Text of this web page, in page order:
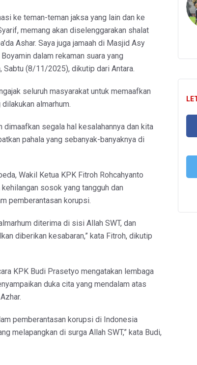
ke teman-teman jaksa yang lain dan ke
memang akan diselenggarakan shalat
Ashar. Saya juga jamaah di Masjid Asy
dalam rekaman suara yang
Sabtu (8/11/2025), dikutip dari Antara.
seluruh masyarakat untuk memaafkan
almarhum.
dimaafkan segala hal kesalahannya dan kita
pahala yang sebanyak-banyaknya di
Wakil Ketua KPK Fitroh Rohcahyanto
sosok yang tangguh dan
pemberantasan korupsi.
diterima di sisi Allah SWT, dan
diberikan kesabaran,” kata Fitroh, dikutip
KPK Budi Prasetyo mengatakan lembaga
duka cita yang mendalam atas
pemberantasan korupsi di Indonesia
melapangkan di surga Allah SWT,” kata Budi,